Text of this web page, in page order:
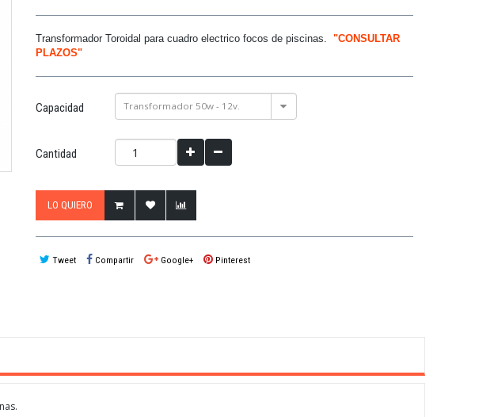
Transformador Toroidal para cuadro electrico focos de piscinas. "CONSULTAR
PLAZOS"
Capacidad Transformador 50w - 12v.
Cantidad
LO QUIERO
Tweet Compartir Google+ Pinterest